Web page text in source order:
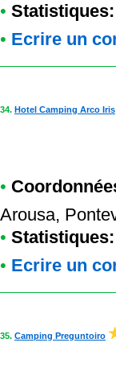
• Statistiques:
• Ecrire un
34. Hotel Camping Arco Iris
•
Arousa,
• Statistiques:
• Ecrire un
35. Camping Preguntoiro